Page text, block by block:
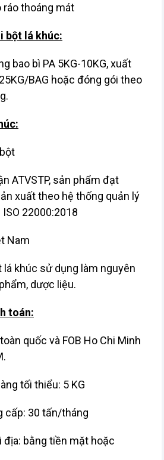
ráo thoáng mát
bột lá khúc:
bao bì PA 5KG-10KG, xuất
BAG hoặc đóng gói theo
ATVSTP, sản phẩm đạt
xuất theo hệ thống quản lý
22000:2018
Nam
khúc sử dụng làm nguyên
dược liệu.
toán:
quốc và FOB Ho Chi Minh
tối thiểu: 5 KG
30 tấn/tháng
bằng tiền mặt hoặc